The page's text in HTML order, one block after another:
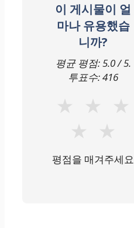
이 게시물이 얼
마나 유용했습
니까?
평균 평점:5.0/ 5.
투표수:416
★ ★
★
★
★
평점을 매겨주세요